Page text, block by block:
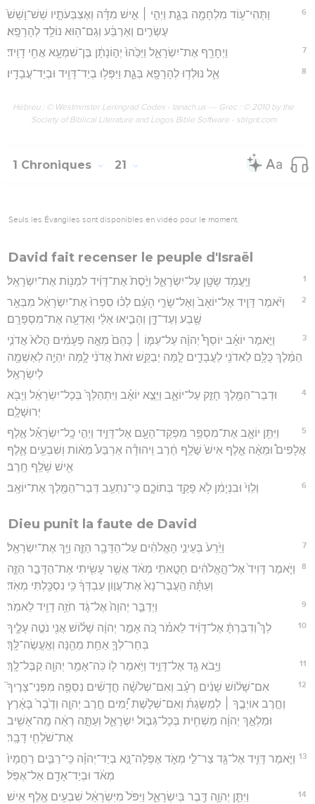
6
וַתְּהִי־ע֥וֹד מִלְחָמָ֖ה בְּגַ֑ת וַיְהִ֣י ׀ אִ֣ישׁ מִדָּ֗ה וְאֶצְבְּעֹתָ֤יו שֵׁשׁ־וָשֵׁשׁ֙
עֶשְׂרִ֣ים וְאַרְבַּ֔ע וְגַם־ה֖וּא נוֹלַ֥ד לְהָרָפָֽא׃
7 וַיְחָרֵ֖ף אֶת־יִשְׂרָאֵ֑ל וַיַּכֵּ֙הוּ֙ יְה֣וֹנָתָ֔ן בֶּן־שִׁמְעָ֖א אֲחִ֥י דָוִֽיד׃
8 אֵ֛ל נוּלְּד֥וּ לְהָרָפָ֖א בְּגַ֑ת וַיִּפְּל֥וּ בְיַד־דָּוִ֖יד וּבְיַד־עֲבָדָֽיו׃
Hébreu : © Westminster Leningrad Codex - tanach.us --- Grec : © 2010 by the
Society of Biblical Literature and Logos Bible Software - sblgnt.com
1 Chroniques 21
Seuls les Évangiles sont disponibles en vidéo pour le moment.
David fait recenser le peuple d'Israël
1 וַיַּֽעֲמֹ֥ד שָׂטָ֖ן עַל־יִשְׂרָאֵ֑ל וַיָּ֙סֶת֙ אֶת־דָּוִ֔יד לִמְנ֖וֹת אֶת־יִשְׂרָאֵֽל׃
2
וַיֹּ֨אמֶר דָּוִ֤יד אֶל־יוֹאָב֙ וְאֶל־שָׂרֵ֣י הָעָ֔ם לְכ֗וּ סִפְרוּ֙ אֶת־יִשְׂרָאֵ֔ל מִבְּאֵ֥ר
שֶׁ֖בַע וְעַד־דָּ֑ן וְהָבִ֣יאוּ אֵלַ֔י וְאֵדְעָ֖ה אֶת־מִסְפָּרָֽם׃
3
וַיֹּ֣אמֶר יוֹאָ֗ב יוֹסֵף֩ יְהוָ֨ה עַל־עַמּ֤וֹ ׀ כָּהֵם֙ מֵאָ֣ה פְעָמִ֔ים הֲלֹא֙ אֲדֹנִ֣י
הַמֶּ֔לֶךְ כֻּלָּ֥ם לַאדֹנִ֖י לַעֲבָדִ֑ים לָ֣מָּה יְבַקֵּ֥שׁ זֹאת֙ אֲדֹנִ֔י לָ֛מָּה יִהְיֶ֥ה לְאַשְׁמָ֖ה
לְיִשְׂרָאֵֽל׃
4
וּדְבַר־הַמֶּ֖לֶךְ חָזַ֣ק עַל־יוֹאָ֑ב וַיֵּצֵ֣א יוֹאָ֗ב וַיִּתְהַלֵּךְ֙ בְּכָל־יִשְׂרָאֵ֔ל וַיָּבֹ֖א
יְרוּשָׁלִָֽם׃
5
וַיִּתֵּ֥ן יוֹאָ֛ב אֶת־מִסְפַּ֥ר מִפְקַד־הָעָ֖ם אֶל־דָּוִ֑יד וַיְהִ֣י כָֽל־יִשְׂרָאֵ֡ל אֶ֣לֶף
אֲלָפִים֩ וּמֵאָ֨ה אֶ֤לֶף אִישׁ֙ שֹׁ֣לֵֽף חֶ֔רֶב וִֽיהוּדָ֕ה אַרְבַּע֩ מֵא֨וֹת וְשִׁבְעִ֥ים אֶ֛לֶף
אִ֖ישׁ שֹׁ֥לֵֽף חָֽרֶב׃
6 וְלֵוִי֙ וּבִנְיָמִ֔ן לֹ֥א פָקַ֖ד בְּתוֹכָ֑ם כִּֽי־נִתְעַ֥ב דְּבַר־הַמֶּ֖לֶךְ אֶת־יוֹאָֽב׃
Dieu punit la faute de David
7 וַיֵּ֙רַע֙ בְּעֵינֵ֣י הָאֱלֹהִ֔ים עַל־הַדָּבָ֖ר הַזֶּ֑ה וַיַּ֖ךְ אֶת־יִשְׂרָאֵֽל׃
8
וַיֹּ֤אמֶר דָּוִיד֙ אֶל־הָ֣אֱלֹהִ֔ים חָטָ֣אתִֽי מְאֹ֔ד אֲשֶׁ֥ר עָשִׂ֖יתִי אֶת־הַדָּבָ֣ר הַזֶּ֑ה
וְעַתָּ֗ה הַֽעֲבֶר־נָא֙ אֶת־עֲו֣וֹן עַבְדְּךָ֔ כִּ֥י נִסְכַּ֖לְתִּי מְאֹֽד׃
9 וַיְדַבֵּ֤ר יְהוָה֙ אֶל־גָּ֔ד חֹזֵ֥ה דָוִ֖יד לֵאמֹֽר׃
10
לֵךְ֩ וְדִבַּרְתָּ֨ אֶל־דָּוִ֜יד לֵאמֹ֗ר כֹּ֚ה אָמַ֣ר יְהוָ֔ה שָׁל֕וֹשׁ אֲנִ֖י נֹטֶ֣ה עָלֶ֑יךָ
בְּחַר־לְךָ֛ אַחַ֥ת מֵהֵ֖נָּה וְאֶֽעֱשֶׂה־לָּֽךְ׃
11 וַיָּ֥בֹא גָ֖ד אֶל־דָּוִ֑יד וַיֹּ֥אמֶר ל֛וֹ כֹּֽה־אָמַ֥ר יְהוָ֖ה קַבֶּל־לָֽךְ׃
12
אִם־שָׁל֨וֹשׁ שָׁנִ֜ים רָעָ֗ב וְאִם־שְׁלֹשָׁ֨ה חֳדָשִׁ֜ים נִסְפֶּ֥ה מִפְּנֵי־צָרֶיךָ֮
וְחֶ֣רֶב אוֹיְבֶ֣ךָ ׀ לְמַשֶּׂגֶת֒ וְאִם־שְׁלֹ֣שֶׁת יָ֠מִים חֶ֣רֶב יְהוָ֤ה וְדֶ֙בֶר֙ בָּאָ֔רֶץ
וּמַלְאַ֣ךְ יְהוָ֔ה מַשְׁחִ֖ית בְּכָל־גְּב֣וּל יִשְׂרָאֵ֑ל וְעַתָּ֣ה רְאֵ֔ה מָֽה־אָשִׁ֥יב
אֶת־שֹׁלְחִ֖י דָּבָֽר׃
13 וַיֹּ֧אמֶר דָּוִ֛יד אֶל־גָּ֖ד צַר־לִ֣י מְאֹ֑ד אֶפְּלָה־נָּ֣א בְיַד־יְהוָ֗ה כִּֽי־רַבִּ֤ים רַחֲמָיו֙
מְאֹ֔ד וּבְיַד־אָדָ֖ם אַל־אֶפֹּֽל׃
14 וַיִּתֵּ֧ן יְהוָ֛ה דֶּ֖בֶר בְּיִשְׂרָאֵ֑ל וַיִּפֹּל֙ מִיִּשְׂרָאֵ֔ל שִׁבְעִ֥ים אֶ֖לֶף אִֽישׁ׃